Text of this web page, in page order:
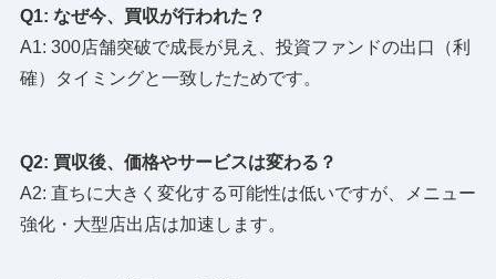
Q1: なぜ今、買収が行われた？
A1: 300店舗突破で成長が見え、投資ファンドの出口（利
確）タイミングと一致したためです。
Q2: 買収後、価格やサービスは変わる？
A2: 直ちに大きく変化する可能性は低いですが、メニュー
強化・大型店出店は加速します。